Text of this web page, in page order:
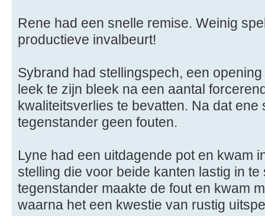
Rene had een snelle remise. Weinig
productieve invalbeurt!
Sybrand had stellingspech, een
leek te zijn bleek na een aantal
kwaliteitsverlies te bevatten. Na dat
tegenstander geen fouten.
Lyne had een uitdagende pot en kwam
stelling die voor beide kanten lastig in
tegenstander maakte de fout en kwam
waarna het een kwestie van rustig